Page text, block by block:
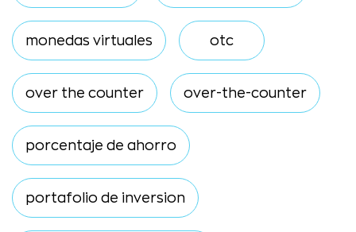
monedas virtuales otc
over the counter over-the-counter
porcentaje de ahorro
portafolio de inversion